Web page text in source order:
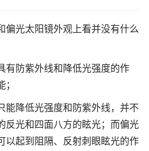
偏光太阳镜外观上看并没有什么
有防紫外线和降低光强度的作
能降低光强度和防紫外线，并不
反光和四面八方的眩光；而偏光
以起到阻隔、反射刺眼眩光的作